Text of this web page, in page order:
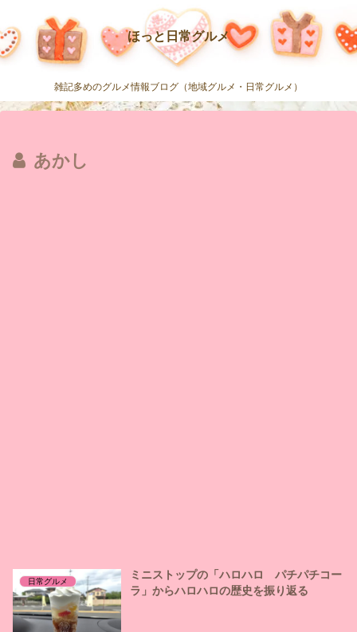
ほっと日常グルメ
雑記多めのグルメ情報ブログ（地域グルメ・日常グルメ）
あかし
日常グルメ
ミニストップの「ハロハロ パチパチコー
ラ」からハロハロの歴史を振り返る